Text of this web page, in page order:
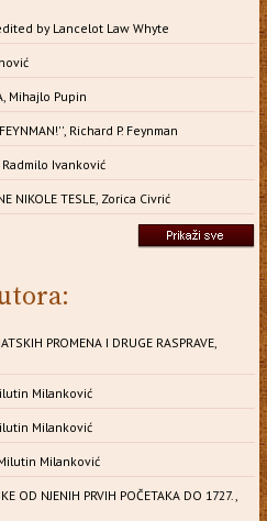
edited by Lancelot Law Whyte
Mihajlo Pupin
Richard P. Feynman
Radmilo Ivanković
NIKOLE TESLE, Zorica Civrić
PROMENA I DRUGE RASPRAVE,
Milanković
Milanković
Milutin Milanković
OD NJENIH PRVIH POČETAKA DO 1727.,